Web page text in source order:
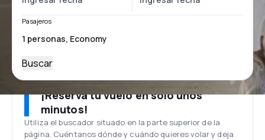
Pasajeros
Buscar
¡Reserva tu vuelo en solo unos
minutos!
Utiliza el buscador situado en la parte superior de la
página. Cuéntanos dónde y cuándo quieres volar y deja